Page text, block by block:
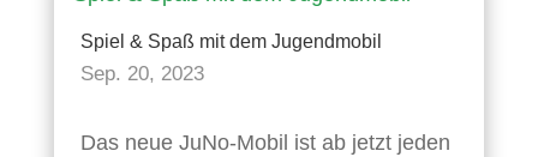
Spiel & Spaß mit dem Jugendmobil
Sep. 20, 2023
Das neue JuNo-Mobil ist ab jetzt jeden